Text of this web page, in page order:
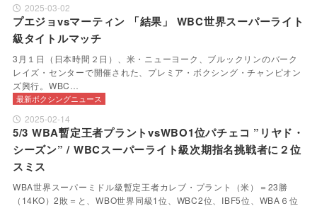
2025-03-02
プエジョvsマーティン 「結果」 WBC世界スーパーライト
級タイトルマッチ
3月１日（日本時間２日）、米・ニューヨーク、ブルックリンのバーク
レイズ・センターで開催された、プレミア・ボクシング・チャンピオン
ズ興行。WBC…
最新ボクシングニュース
2025-02-14
5/3 WBA暫定王者プラントvsWBO1位パチェコ ”リヤド・
シーズン” / WBCスーパーライト級次期指名挑戦者に２位
スミス
WBA世界スーパーミドル級暫定王者カレブ・プラント（米）＝23勝
（14KO）2敗＝と、WBO世界同級1位、WBC2位、IBF5位、WBA６位